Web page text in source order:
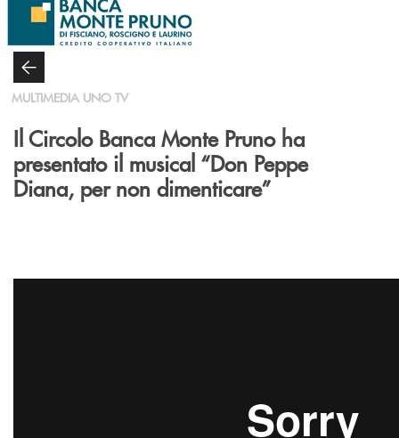
Salta al contenuto principale
MULTIMEDIA UNO TV
Il Circolo Banca Monte Pruno ha
presentato il musical “Don Peppe
Diana, per non dimenticare”